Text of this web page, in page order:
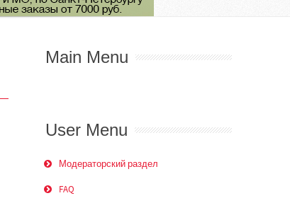
Main Menu
User Menu
Модераторский раздел
FAQ